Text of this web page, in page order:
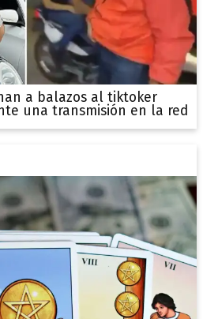
a balazos al tiktoker
una transmisión en la red